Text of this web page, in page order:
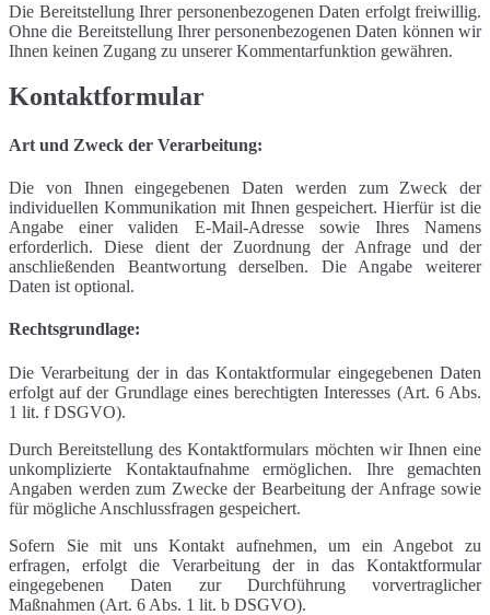
Die Bereitstellung Ihrer personenbezogenen Daten erfolgt freiwillig.
Ohne die Bereitstellung Ihrer personenbezogenen Daten können wir
Ihnen keinen Zugang zu unserer Kommentarfunktion gewähren.
Kontaktformular
Art und Zweck der Verarbeitung:
Die von Ihnen eingegebenen Daten werden zum Zweck der
individuellen Kommunikation mit Ihnen gespeichert. Hierfür ist die
Angabe einer validen E-Mail-Adresse sowie Ihres Namens
erforderlich. Diese dient der Zuordnung der Anfrage und der
anschließenden Beantwortung derselben. Die Angabe weiterer
Daten ist optional.
Rechtsgrundlage:
Die Verarbeitung der in das Kontaktformular eingegebenen Daten
erfolgt auf der Grundlage eines berechtigten Interesses (Art. 6 Abs.
1 lit. f DSGVO).
Durch Bereitstellung des Kontaktformulars möchten wir Ihnen eine
unkomplizierte Kontaktaufnahme ermöglichen. Ihre gemachten
Angaben werden zum Zwecke der Bearbeitung der Anfrage sowie
für mögliche Anschlussfragen gespeichert.
Sofern Sie mit uns Kontakt aufnehmen, um ein Angebot zu
erfragen, erfolgt die Verarbeitung der in das Kontaktformular
eingegebenen Daten zur Durchführung vorvertraglicher
Maßnahmen (Art. 6 Abs. 1 lit. b DSGVO).